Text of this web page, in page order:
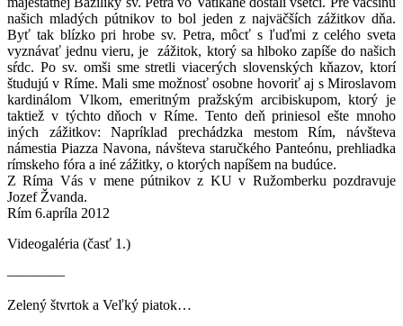
našich mladých pútnikov to bol jeden z najväčších zážitkov dňa.
Byť tak blízko pri hrobe sv. Petra, môcť s ľuďmi z celého sveta
vyznávať jednu vieru, je zážitok, ktorý sa hlboko zapíše do našich
sŕdc. Po sv. omši sme stretli viacerých slovenských kňazov, ktorí
študujú v Ríme. Mali sme možnosť osobne hovoriť aj s Miroslavom
kardinálom Vlkom, emeritným pražským arcibiskupom, ktorý je
taktiež v týchto dňoch v Ríme. Tento deň priniesol ešte mnoho
iných zážitkov: Napríklad prechádzka mestom Rím, návšteva
námestia Piazza Navona, návšteva staručkého Panteónu, prehliadka
rímskeho fóra a iné zážitky, o ktorých napíšem na budúce.
Z Ríma Vás v mene pútnikov z KU v Ružomberku pozdravuje
Jozef Žvanda.
Rím 6.apríla 2012
Videogaléria (časť 1.)
————
Zelený štvrtok a Veľký piatok…